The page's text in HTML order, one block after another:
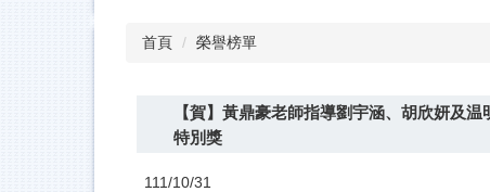
首頁 榮譽榜單
【賀】黃鼎豪老師指導劉宇涵、胡欣妍及
特別獎
111/10/31